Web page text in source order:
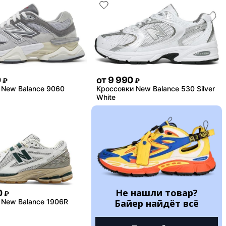
₽
Balance 9060
от 9 990 ₽
Кроссовки New Balance 530 Silver
White
₽
Balance 1906R
Не нашли товар?
Байер найдёт всё